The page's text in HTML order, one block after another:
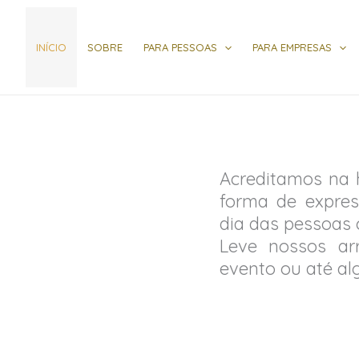
INÍCIO SOBRE PARA PESSOAS PARA EMPRESAS
Acreditamos na
forma de
dia das pessoas
Leve nossos
evento ou até